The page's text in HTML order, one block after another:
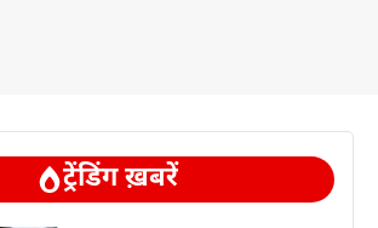
ट्रेंडिंग ख़बरें